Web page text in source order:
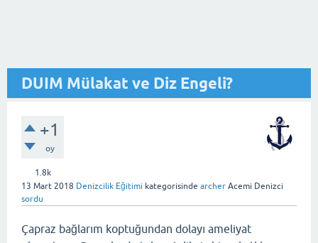
DUIM Mülakat ve Diz Engeli?
+1
oy
1.8k
13 Mart 2018 Denizcilik Eğitimi kategorisinde archer Acemi Denizci
sordu
Çapraz bağlarım koptuğundan dolayı ameliyat